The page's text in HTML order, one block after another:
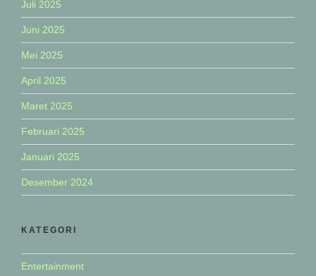
Juli 2025
Juni 2025
Mei 2025
April 2025
Maret 2025
Februari 2025
Januari 2025
Desember 2024
KATEGORI
Entertainment